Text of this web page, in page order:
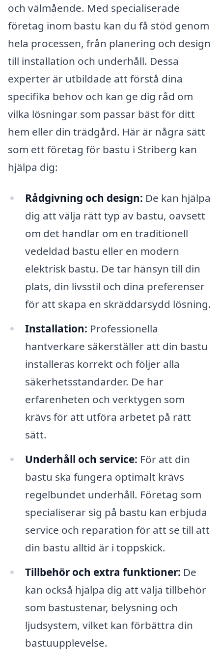
och välmående. Med specialiserade
företag inom bastu kan du få stöd genom
hela processen, från planering och design
till installation och underhåll. Dessa
experter är utbildade att förstå dina
specifika behov och kan ge dig råd om
vilka lösningar som passar bäst för ditt
hem eller din trädgård. Här är några sätt
som ett företag för bastu i Striberg kan
hjälpa dig:
Rådgivning och design: De kan hjälpa
dig att välja rätt typ av bastu, oavsett
om det handlar om en traditionell
vedeldad bastu eller en modern
elektrisk bastu. De tar hänsyn till din
plats, din livsstil och dina preferenser
för att skapa en skräddarsydd lösning.
Installation: Professionella
hantverkare säkerställer att din bastu
installeras korrekt och följer alla
säkerhetsstandarder. De har
erfarenheten och verktygen som
krävs för att utföra arbetet på rätt
sätt.
Underhåll och service: För att din
bastu ska fungera optimalt krävs
regelbundet underhåll. Företag som
specialiserar sig på bastu kan erbjuda
service och reparation för att se till att
din bastu alltid är i toppskick.
Tillbehör och extra funktioner: De
kan också hjälpa dig att välja tillbehör
som bastustenar, belysning och
ljudsystem, vilket kan förbättra din
bastuupplevelse.